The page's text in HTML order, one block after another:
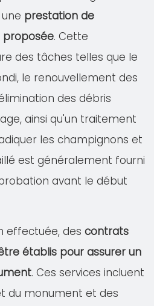
prestation de
. Cette
des tâches telles que le
le renouvellement des
des débris
ainsi qu'un traitement
les champignons et
est généralement fourni
avant le début
effectuée, des contrats
établis pour assurer un
. Ces services incluent
du monument et des